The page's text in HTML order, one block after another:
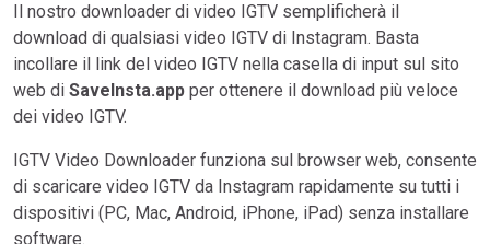
Il nostro downloader di video IGTV semplificherà il
download di qualsiasi video IGTV di Instagram. Basta
incollare il link del video IGTV nella casella di input sul sito
web di SaveInsta.app per ottenere il download più veloce
dei video IGTV.
IGTV Video Downloader funziona sul browser web, consente
di scaricare video IGTV da Instagram rapidamente su tutti i
dispositivi (PC, Mac, Android, iPhone, iPad) senza installare
software.